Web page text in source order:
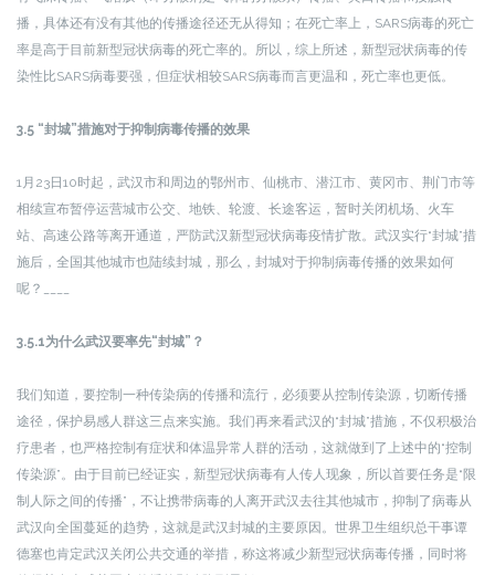
播，具体还有没有其他的传播途径还无从得知；在死亡率上，SARS病毒的死亡
率是高于目前新型冠状病毒的死亡率的。所以，综上所述，新型冠状病毒的传
染性比SARS病毒要强，但症状相较SARS病毒而言更温和，死亡率也更低。
3.5 “封城”措施对于抑制病毒传播的效果
1月23日10时起，武汉市和周边的鄂州市、仙桃市、潜江市、黄冈市、荆门市等
相续宣布暂停运营城市公交、地铁、轮渡、长途客运，暂时关闭机场、火车
站、高速公路等离开通道，严防武汉新型冠状病毒疫情扩散。武汉实行“封城”措
施后，全国其他城市也陆续封城，那么，封城对于抑制病毒传播的效果如何
呢？____
3.5.1为什么武汉要率先“封城”？
我们知道，要控制一种传染病的传播和流行，必须要从控制传染源，切断传播
途径，保护易感人群这三点来实施。我们再来看武汉的“封城”措施，不仅积极治
疗患者，也严格控制有症状和体温异常人群的活动，这就做到了上述中的“控制
传染源”。由于目前已经证实，新型冠状病毒有人传人现象，所以首要任务是“限
制人际之间的传播”，不让携带病毒的人离开武汉去往其他城市，抑制了病毒从
武汉向全国蔓延的趋势，这就是武汉封城的主要原因。世界卫生组织总干事谭
德塞也肯定武汉关闭公共交通的举措，称这将减少新型冠状病毒传播，同时将